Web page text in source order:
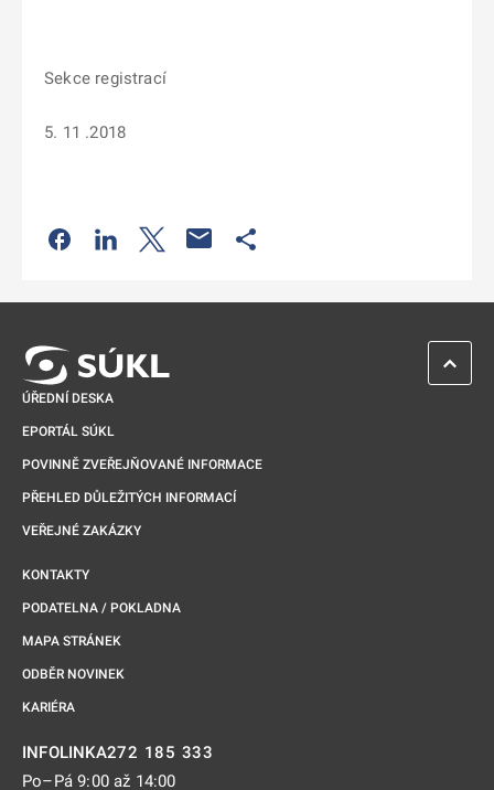
Sekce registrací
5. 11 .2018
Odkaz se otevře na nové kartě
Odkaz se otevře na nové kartě
Odkaz se otevře na nové kartě
ÚŘEDNÍ DESKA
EPORTÁL SÚKL
POVINNĚ ZVEŘEJŇOVANÉ INFORMACE
PŘEHLED DŮLEŽITÝCH INFORMACÍ
VEŘEJNÉ ZAKÁZKY
KONTAKTY
PODATELNA / POKLADNA
MAPA STRÁNEK
ODBĚR NOVINEK
KARIÉRA
INFOLINKA272 185 333
Po–Pá 9:00 až 14:00
ZPĚT